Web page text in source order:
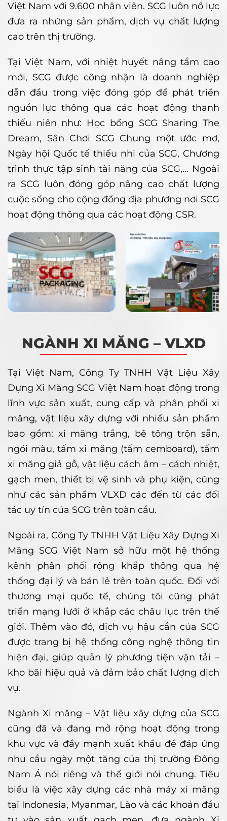
Việt Nam với 9.600 nhân viên. SCG luôn nổ lực
đưa ra những sản phẩm, dịch vụ chất lượng
cao trên thị trường.
Tại Việt Nam, với nhiệt huyết nâng tầm cao
mới, SCG được công nhận là doanh nghiệp
dẫn đầu trong việc đóng góp để phát triển
nguồn lực thông qua các hoạt động thanh
thiếu niên như: Học bổng SCG Sharing The
Dream, Sân Chơi SCG Chung một ước mơ,
Ngày hội Quốc tế thiếu nhi của SCG, Chương
trình thực tập sinh tài năng của SCG,… Ngoài
ra SCG luôn đóng góp nâng cao chất lượng
cuộc sống cho cộng đồng địa phương nơi SCG
hoạt động thông qua các hoạt động CSR.
NGÀNH XI MĂNG – VLXD
Tại Việt Nam, Công Ty TNHH Vật Liệu Xây
Dựng Xi Măng SCG Việt Nam hoạt động trong
lĩnh vực sản xuất, cung cấp và phân phối xi
măng, vật liệu xây dựng với nhiều sản phẩm
bao gồm: xi măng trắng, bê tông trộn sẵn,
ngói màu, tấm xi măng (tấm cemboard), tấm
xi măng giả gỗ, vật liệu cách âm – cách nhiệt,
gạch men, thiết bị vệ sinh và phụ kiện, cũng
như các sản phẩm VLXD các đến từ các đối
tác uy tín của SCG trên toàn cầu.
Ngoài ra, Công Ty TNHH Vật Liệu Xây Dựng Xi
Măng SCG Việt Nam sở hữu một hệ thống
kênh phân phối rộng khắp thông qua hệ
thống đại lý và bán lẻ trên toàn quốc. Đối với
thương mại quốc tế, chúng tôi cũng phát
triển mạng lưới ở khắp các châu lục trên thế
giới. Thêm vào đó, dịch vụ hậu cần của SCG
được trang bị hệ thống công nghệ thông tin
hiện đại, giúp quản lý phương tiện vận tải –
kho bãi hiệu quả và đảm bảo chất lượng dịch
vụ.
Ngành Xi măng – Vật liệu xây dựng của SCG
cũng đã và đang mở rộng hoạt động trong
khu vực và đẩy mạnh xuất khẩu để đáp ứng
nhu cầu ngày một tăng của thị trường Đông
Nam Á nói riêng và thế giới nói chung. Tiêu
biểu là việc xây dựng các nhà máy xi măng
tại Indonesia, Myanmar, Lào và các khoản đầu